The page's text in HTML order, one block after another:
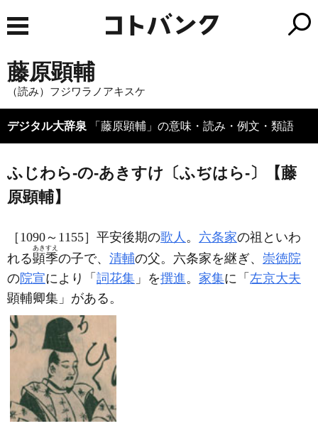
藤原顕輔
（読み）フジワラノアキスケ
デジタル大辞泉 「藤原顕輔」の意味・読み・例文・類語
ふじわら‐の‐あきすけ〔ふぢはら‐〕【藤
原顕輔】
［1090～1155］平安後期の歌人 。 六条家の祖といわ
れる顕季
あきすえ
の子で、 清輔の父。六条家を継ぎ、 崇徳院
の院宣により「 詞花集 」を撰進。 家集に「 左京大夫
顕輔卿集」がある。